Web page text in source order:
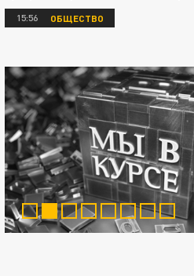
15:56 ОБЩЕСТВО